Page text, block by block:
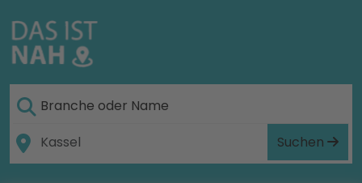
Suchen